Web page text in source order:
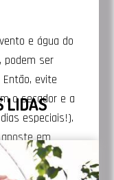
e água do
podem ser
evite
o secador e a
especiais!).
em
na fórmula para
– esse
LIDAS